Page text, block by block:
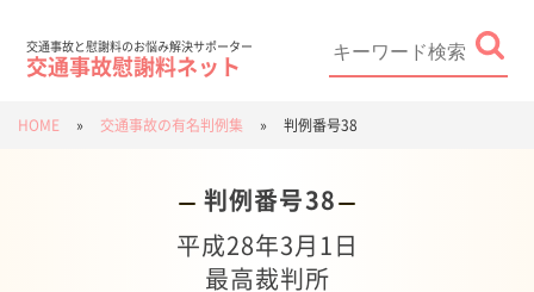
交通事故と慰謝料のお悩み解決サポーター
交通事故慰謝料ネット
HOME » 交通事故の有名判例集 » 判例番号38
判例番号38
平成28年3月1日
最高裁判所